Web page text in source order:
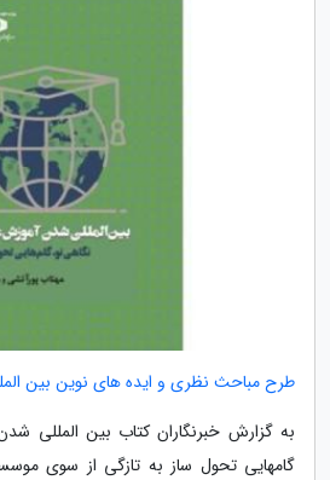
طرح مباحث نظری و ایده های نوین بین
به گزارش خبرنگاران کتاب بین المللی
گام­هایی تحول ­ساز به تازگی از سوی